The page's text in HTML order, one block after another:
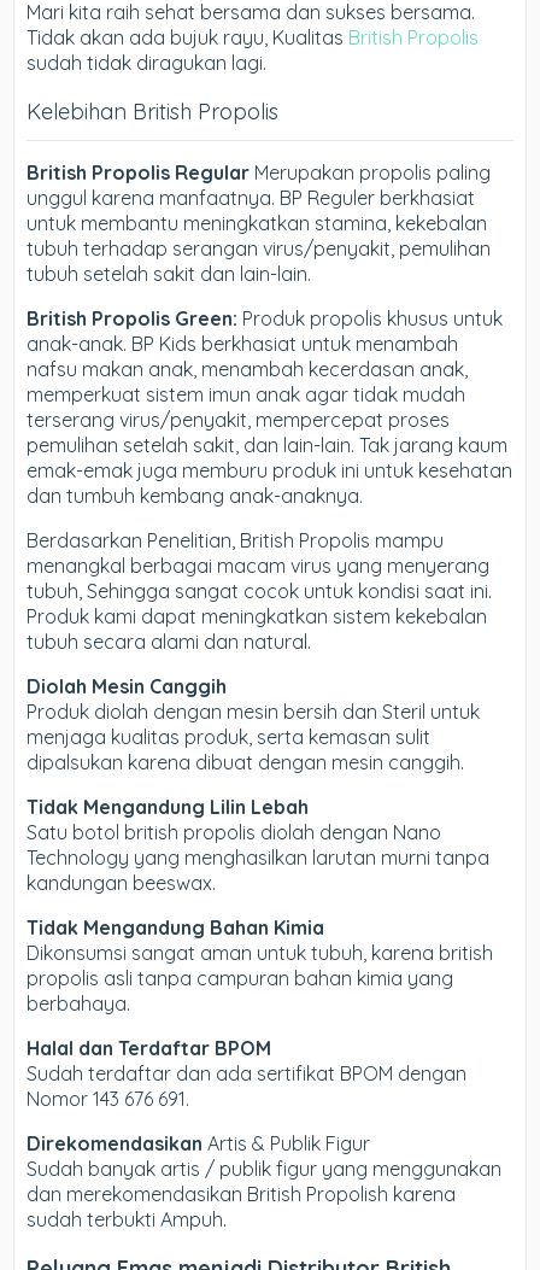
Mari kita raih sehat bersama dan sukses bersama.
Tidak akan ada bujuk rayu, Kualitas British Propolis
sudah tidak diragukan lagi.
Kelebihan British Propolis
British Propolis Regular Merupakan propolis paling
unggul karena manfaatnya. BP Reguler berkhasiat
untuk membantu meningkatkan stamina, kekebalan
tubuh terhadap serangan virus/penyakit, pemulihan
tubuh setelah sakit dan lain-lain.
British Propolis Green: Produk propolis khusus untuk
anak-anak. BP Kids berkhasiat untuk menambah
nafsu makan anak, menambah kecerdasan anak,
memperkuat sistem imun anak agar tidak mudah
terserang virus/penyakit, mempercepat proses
pemulihan setelah sakit, dan lain-lain. Tak jarang kaum
emak-emak juga memburu produk ini untuk kesehatan
dan tumbuh kembang anak-anaknya.
Berdasarkan Penelitian, British Propolis mampu
menangkal berbagai macam virus yang menyerang
tubuh, Sehingga sangat cocok untuk kondisi saat ini.
Produk kami dapat meningkatkan sistem kekebalan
tubuh secara alami dan natural.
Diolah Mesin Canggih
Produk diolah dengan mesin bersih dan Steril untuk
menjaga kualitas produk, serta kemasan sulit
dipalsukan karena dibuat dengan mesin canggih.
Tidak Mengandung Lilin Lebah
Satu botol british propolis diolah dengan Nano
Technology yang menghasilkan larutan murni tanpa
kandungan beeswax.
Tidak Mengandung Bahan Kimia
Dikonsumsi sangat aman untuk tubuh, karena british
propolis asli tanpa campuran bahan kimia yang
berbahaya.
Halal dan Terdaftar BPOM
Sudah terdaftar dan ada sertifikat BPOM dengan
Nomor 143 676 691.
Direkomendasikan Artis & Publik Figur
Sudah banyak artis / publik figur yang menggunakan
dan merekomendasikan British Propolish karena
sudah terbukti Ampuh.